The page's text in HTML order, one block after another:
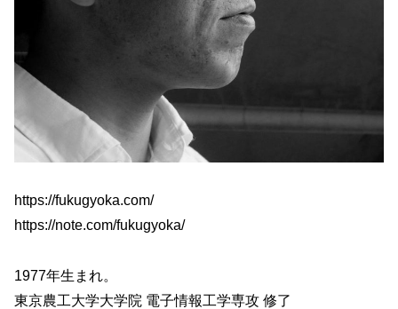
https://fukugyoka.com/
https://note.com/fukugyoka/
1977年生まれ。
東京農工大学大学院 電子情報工学専攻 修了